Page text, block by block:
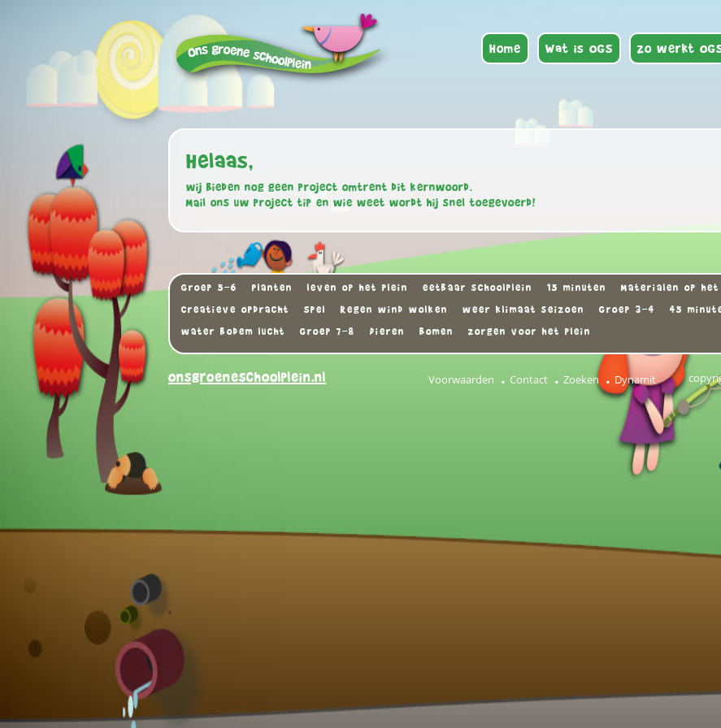
Home Wat is OGS Zo werkt
Helaas,
wij bieden nog geen project omtrent dit kernwoord.
Mail ons uw project tip en wie weet wordt hij snel toegevoerd!
Groep 5-6 Planten leven op het plein eetbaar schoolplein 15 minuten Materialen op het
Creatieve opdracht
Spel Regen wind wolken weer klimaat seizoen Groep 3-4 45
water bodem lucht
Groep 7-8 Dieren Bomen zorgen voor het plein
onsgroeneschoolplein.nl Voorwaarden Contact Zoeken Dynamit